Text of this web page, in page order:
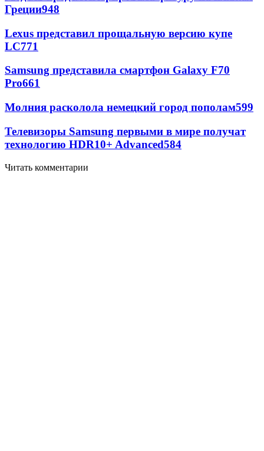
Греции948
Lexus представил прощальную версию купе
LC771
Samsung представила смартфон Galaxy F70
Pro661
Молния расколола немецкий город пополам599
Телевизоры Samsung первыми в мире получат
технологию HDR10+ Advanced584
Читать комментарии